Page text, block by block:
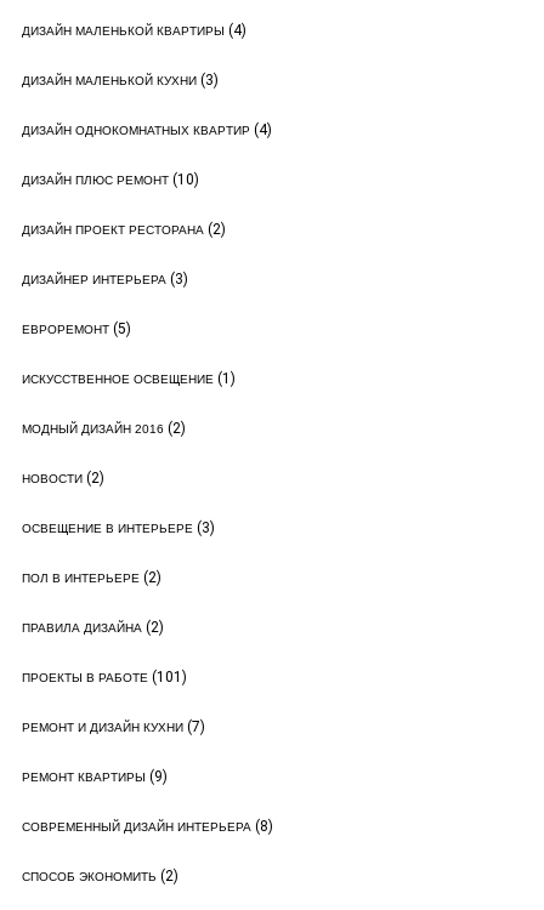
ДИЗАЙН МАЛЕНЬКОЙ КВАРТИРЫ (4)
ДИЗАЙН МАЛЕНЬКОЙ КУХНИ(3)
ДИЗАЙН ОДНОКОМНАТНЫХ КВАРТИР(4)
ДИЗАЙН ПЛЮС РЕМОНТ(10)
ДИЗАЙН ПРОЕКТ РЕСТОРАНА(2)
ДИЗАЙНЕР ИНТЕРЬЕРА(3)
ЕВРОРЕМОНТ(5)
ИСКУССТВЕННОЕ ОСВЕЩЕНИЕ(1)
МОДНЫЙ ДИЗАЙН 2016 (2)
НОВОСТИ(2)
ОСВЕЩЕНИЕ В ИНТЕРЬЕРЕ(3)
ПОЛ В ИНТЕРЬЕРЕ(2)
ПРАВИЛА ДИЗАЙНА(2)
ПРОЕКТЫ В РАБОТЕ(101)
РЕМОНТ И ДИЗАЙН КУХНИ(7)
РЕМОНТ КВАРТИРЫ (9)
СОВРЕМЕННЫЙ ДИЗАЙН ИНТЕРЬЕРА(8)
СПОСОБ ЭКОНОМИТЬ (2)